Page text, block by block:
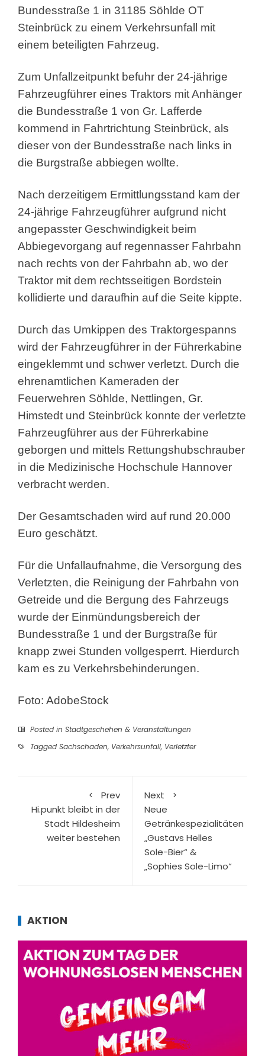
Bundesstraße 1 in 31185 Söhlde OT
Steinbrück zu einem Verkehrsunfall mit
einem beteiligten Fahrzeug.
Zum Unfallzeitpunkt befuhr der 24-jährige
Fahrzeugführer eines Traktors mit Anhänger
die Bundesstraße 1 von Gr. Lafferde
kommend in Fahrtrichtung Steinbrück, als
dieser von der Bundesstraße nach links in
die Burgstraße abbiegen wollte.
Nach derzeitigem Ermittlungsstand kam der
24-jährige Fahrzeugführer aufgrund nicht
angepasster Geschwindigkeit beim
Abbiegevorgang auf regennasser Fahrbahn
nach rechts von der Fahrbahn ab, wo der
Traktor mit dem rechtsseitigen Bordstein
kollidierte und daraufhin auf die Seite kippte.
Durch das Umkippen des Traktorgespanns
wird der Fahrzeugführer in der Führerkabine
eingeklemmt und schwer verletzt. Durch die
ehrenamtlichen Kameraden der
Feuerwehren Söhlde, Nettlingen, Gr.
Himstedt und Steinbrück konnte der verletzte
Fahrzeugführer aus der Führerkabine
geborgen und mittels Rettungshubschrauber
in die Medizinische Hochschule Hannover
verbracht werden.
Der Gesamtschaden wird auf rund 20.000
Euro geschätzt.
Für die Unfallaufnahme, die Versorgung des
Verletzten, die Reinigung der Fahrbahn von
Getreide und die Bergung des Fahrzeugs
wurde der Einmündungsbereich der
Bundesstraße 1 und der Burgstraße für
knapp zwei Stunden vollgesperrt. Hierdurch
kam es zu Verkehrsbehinderungen.
Foto: AdobeStock
Posted in Stadtgeschehen & Veranstaltungen
Tagged Sachschaden, Verkehrsunfall, Verletzter
Prev
Hi.punkt bleibt in der
Stadt Hildesheim
weiter bestehen
Next
Neue
Getränkespezialitäten
„Gustavs Helles
Sole-Bier“ &
„Sophies Sole-Limo“
AKTION